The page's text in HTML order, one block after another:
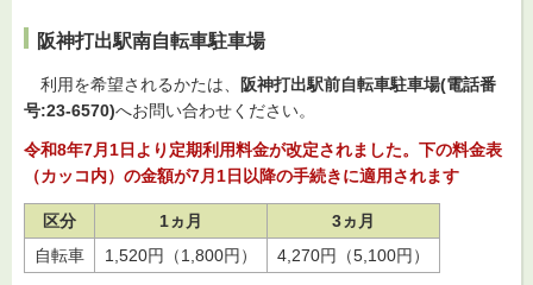
阪神打出駅南自転車駐車場
利 用を希望されるかたは、
阪神打出駅前自転車駐車場(電話番
号:23-6570)へお問い合わせください。
令和8年7月1日より定期利用料金が改定されました。下の料金表
（カッコ内）の金額が7月1日以降の手続きに適用されます
区分 1ヵ月
3ヵ月
自転車
1,520円（1,800円） 4,270円（5,100円）